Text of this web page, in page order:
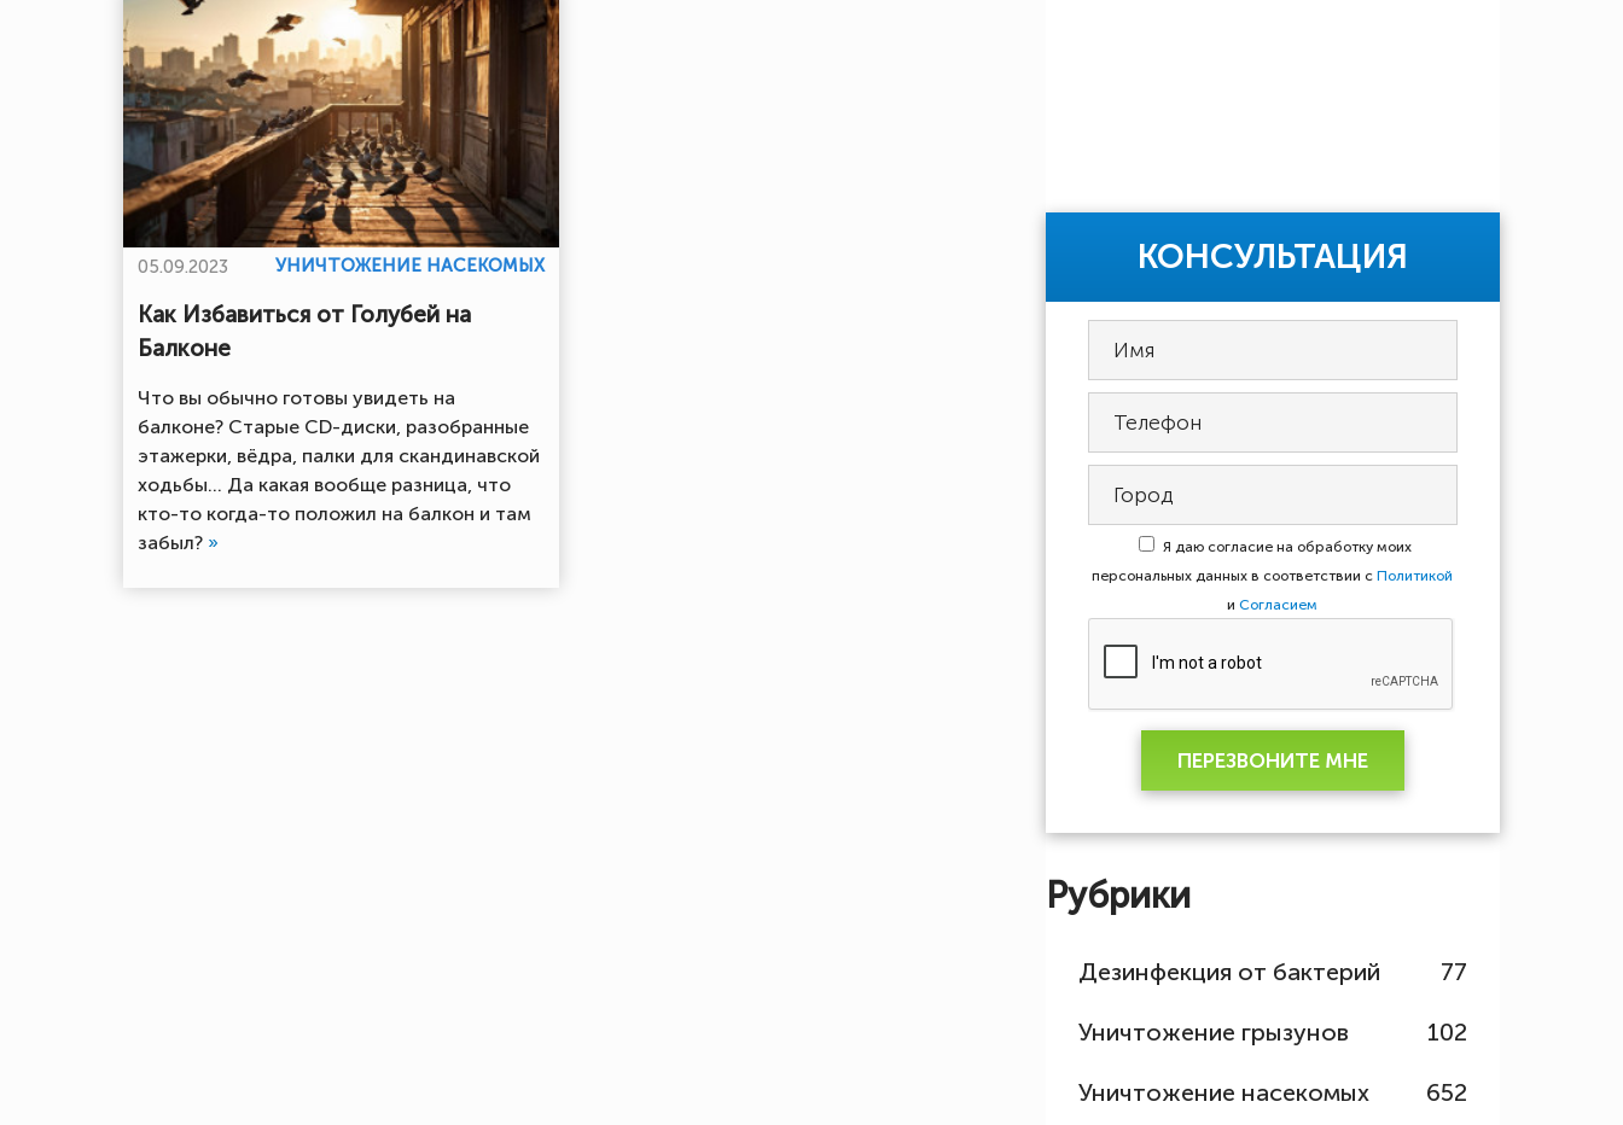
05.09.2023 УНИЧТОЖЕНИЕ НАСЕКОМЫХ
Как Избавиться от Голубей на
Балконе
Что вы обычно готовы увидеть на
балконе? Старые CD-диски, разобранные
этажерки, вёдра, палки для скандинавской
ходьбы... Да какая вообще разница, что
кто-то когда-то положил на балкон и там
забыл? »
КОНСУЛЬТАЦИЯ
Я даю согласие на обработку моих
персональных данных в соответствии сПолитикой
иСогласием
ПЕРЕЗВОНИТЕ МНЕ
Рубрики
Дезинфекция от бактерий 77
Уничтожение грызунов 102
Уничтожение насекомых 652